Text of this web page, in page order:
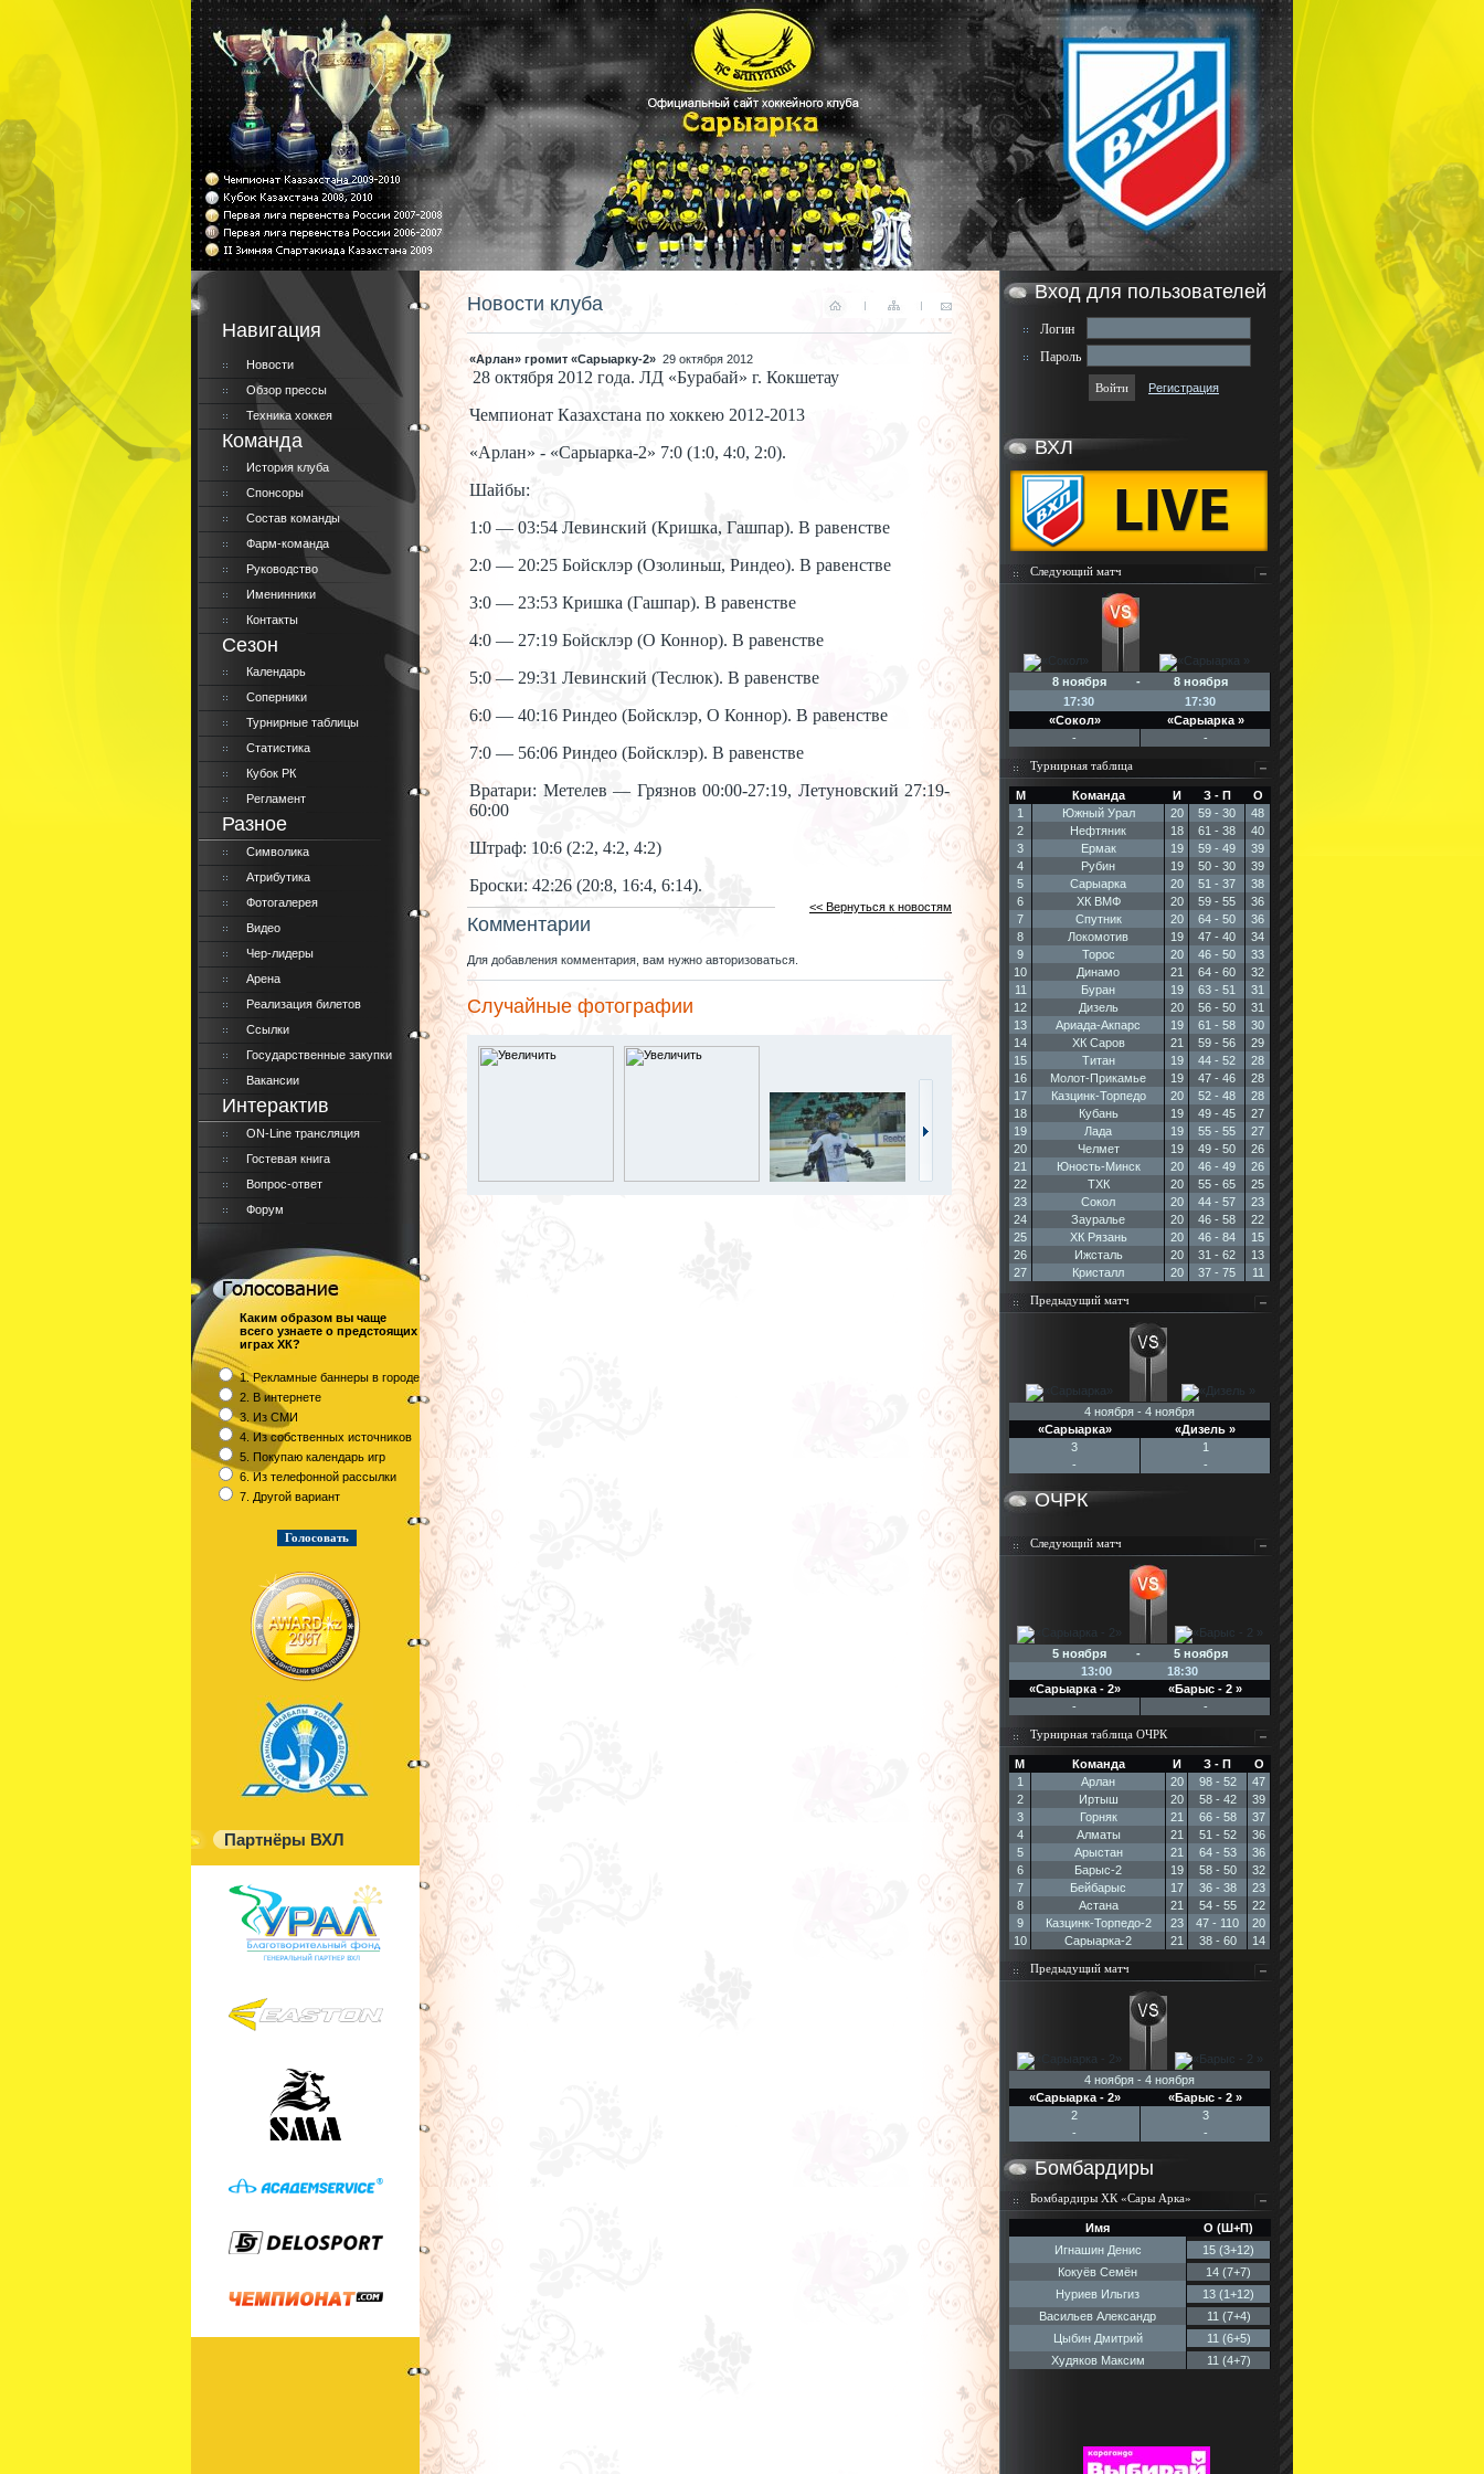
Навигация
Новости
Обзор прессы
Техника хоккея
Команда
История клуба
Спонсоры
Состав команды
Фарм-команда
Руководство
Именинники
Контакты
Сезон
Календарь
Соперники
Турнирные таблицы
Статистика
Кубок РК
Регламент
Разное
Символика
Атрибутика
Фотогалерея
Видео
Чер-лидеры
Арена
Реализация билетов
Ссылки
Государственные закупки
Вакансии
Интерактив
ON-Line трансляция
Гостевая книга
Вопрос-ответ
Форум
Каким образом вы чаще
всего узнаете о предстоящих
играх ХК?
1. Рекламные баннеры в городе
2. В интернете
3. Из СМИ
4. Из собственных источников
5. Покупаю календарь игр
6. Из телефонной рассылки
7. Другой вариант
Партнёры ВХЛ
Новости клуба
«Арлан» громит «Сарыарку-2» 29 октября 2012
28 октября 2012 года. ЛД «Бурабай» г. Кокшетау
Чемпионат Казахстана по хоккею 2012-2013
«Арлан» - «Сарыарка-2» 7:0 (1:0, 4:0, 2:0).
Шайбы:
1:0 — 03:54 Левинский (Кришка, Гашпар). В равенстве
2:0 — 20:25 Бойсклэр (Озолиньш, Риндео). В равенстве
3:0 — 23:53 Кришка (Гашпар). В равенстве
4:0 — 27:19 Бойсклэр (О Коннор). В равенстве
5:0 — 29:31 Левинский (Теслюк). В равенстве
6:0 — 40:16 Риндео (Бойсклэр, О Коннор). В равенстве
7:0 — 56:06 Риндео (Бойсклэр). В равенстве
Вратари: Метелев — Грязнов 00:00-27:19, Летуновский 27:19-
60:00
Штраф: 10:6 (2:2, 4:2, 4:2)
Броски: 42:26 (20:8, 16:4, 6:14).
<< Вернуться к новостям
Комментарии
Для добавления комментария, вам нужно авторизоваться.
Случайные фотографии
Вход для пользователей
Логин
Пароль
Регистрация
ВХЛ
Следующий матч
8 ноября - 8 ноября
17:30
17:30
«Сокол»
«Сарыарка »
-
-
Турнирная таблица
М Команда И З - П
О
1
Южный Урал 20 59 - 30
48
2
Нефтяник 18 61 - 38
40
3
Ермак 19 59 - 49
39
4
Рубин 19 50 - 30
39
5
Сарыарка 20 51 - 37
38
6
ХК ВМФ 20 59 - 55
36
7
Спутник 20 64 - 50
36
8
Локомотив 19 47 - 40
34
9
Торос 20 46 - 50
33
10
Динамо 21 64 - 60
32
11
Буран 19 63 - 51
31
12
Дизель 20 56 - 50
31
13
Ариада-Акпарс 19 61 - 58
30
14
ХК Саров 21 59 - 56
29
15
Титан 19 44 - 52
28
16
Молот-Прикамье 19 47 - 46
28
17
Казцинк-Торпедо 20 52 - 48
28
18
Кубань 19 49 - 45
27
19
Лада 19 55 - 55
27
20
Челмет 19 49 - 50
26
21
Юность-Минск 20 46 - 49
26
22
ТХК 20 55 - 65
25
23
Сокол 20 44 - 57
23
24
Зауралье 20 46 - 58
22
25
ХК Рязань 20 46 - 84
15
26
Ижсталь 20 31 - 62
13
27
Кристалл 20 37 - 75 11
Предыдущий матч
4 ноября - 4 ноября
«Сарыарка»
«Дизель »
3
1
-
-
ОЧРК
Следующий матч
5 ноября - 5 ноября
13:00
18:30
«Сарыарка - 2»
«Барыс - 2 »
-
-
Турнирная таблица ОЧРК
М Команда И З - П
О
1
Арлан 20 98 - 52
47
2
Иртыш 20 58 - 42
39
3
Горняк 21 66 - 58
37
4
Алматы 21 51 - 52
36
5
Арыстан 21 64 - 53
36
6
Барыс-2 19 58 - 50
32
7
Бейбарыс 17 36 - 38
23
8
Астана 21 54 - 55
22
9
Казцинк-Торпедо-2 23 47 - 110
20
10
Сарыарка-2 21 38 - 60 14
Предыдущий матч
4 ноября - 4 ноября
«Сарыарка - 2»
«Барыс - 2 »
2
3
-
-
Бомбардиры
Бомбардиры ХК «Сары Арка»
Имя
О (Ш+П)
Игнашин Денис
15 (3+12)
Кокуёв Семён
14 (7+7)
Нуриев Ильгиз
13 (1+12)
Васильев Александр
11 (7+4)
Цыбин Дмитрий
11 (6+5)
Худяков Максим
11 (4+7)